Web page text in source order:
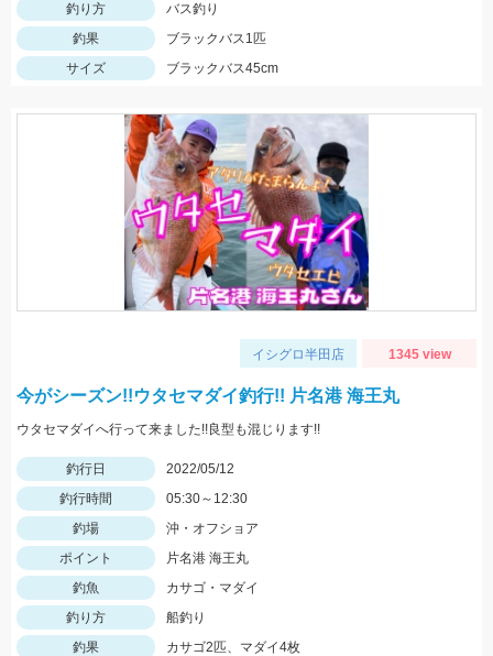
釣り方
バス釣り
釣果
ブラックバス1匹
サイズ
ブラックバス45cm
イシグロ半田店 1345 view
今がシーズン!!ウタセマダイ釣行!! 片名港 海王丸
ウタセマダイへ行って来ました!!良型も混じります!!
釣行日
2022/05/12
釣行時間
05:30～12:30
釣場
沖・オフショア
ポイント
片名港 海王丸
釣魚
カサゴ・マダイ
釣り方
船釣り
釣果
カサゴ2匹、マダイ4枚